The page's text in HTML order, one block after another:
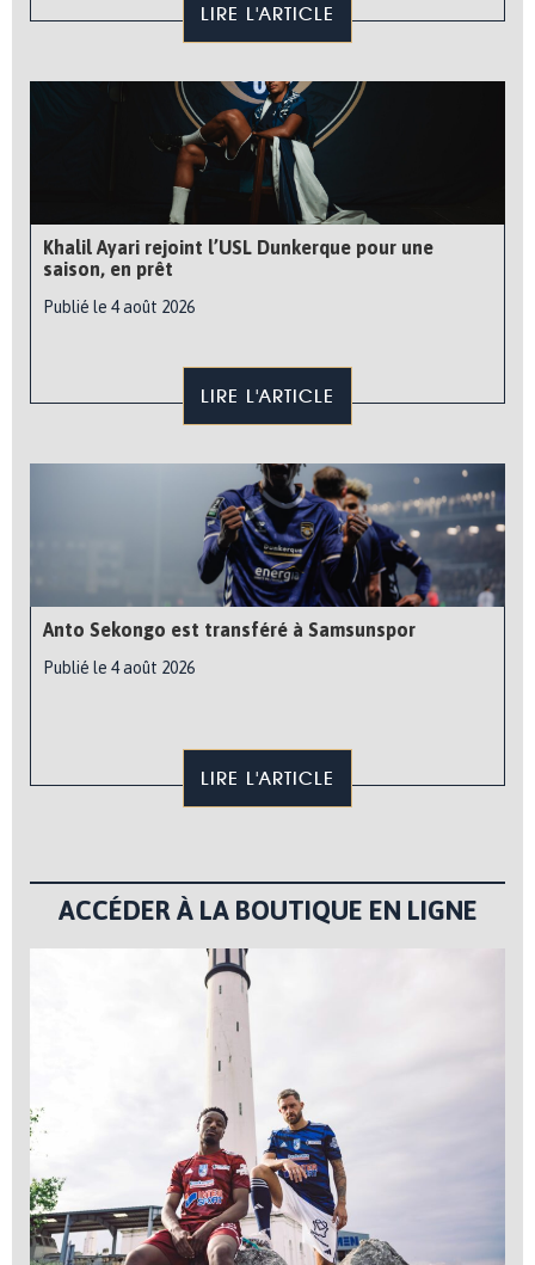
LIRE L'ARTICLE
Khalil Ayari rejoint l’USL Dunkerque pour une
saison, en prêt
Publié le 4 août 2026
LIRE L'ARTICLE
Anto Sekongo est transféré à Samsunspor
Publié le 4 août 2026
LIRE L'ARTICLE
ACCÉDER À LA BOUTIQUE EN LIGNE